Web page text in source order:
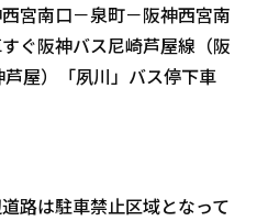
宮南口－泉町－阪神西宮南
ぐ阪神バス尼崎芦屋線（阪
屋）「夙川」バス停下車
路は駐車禁止区域となって